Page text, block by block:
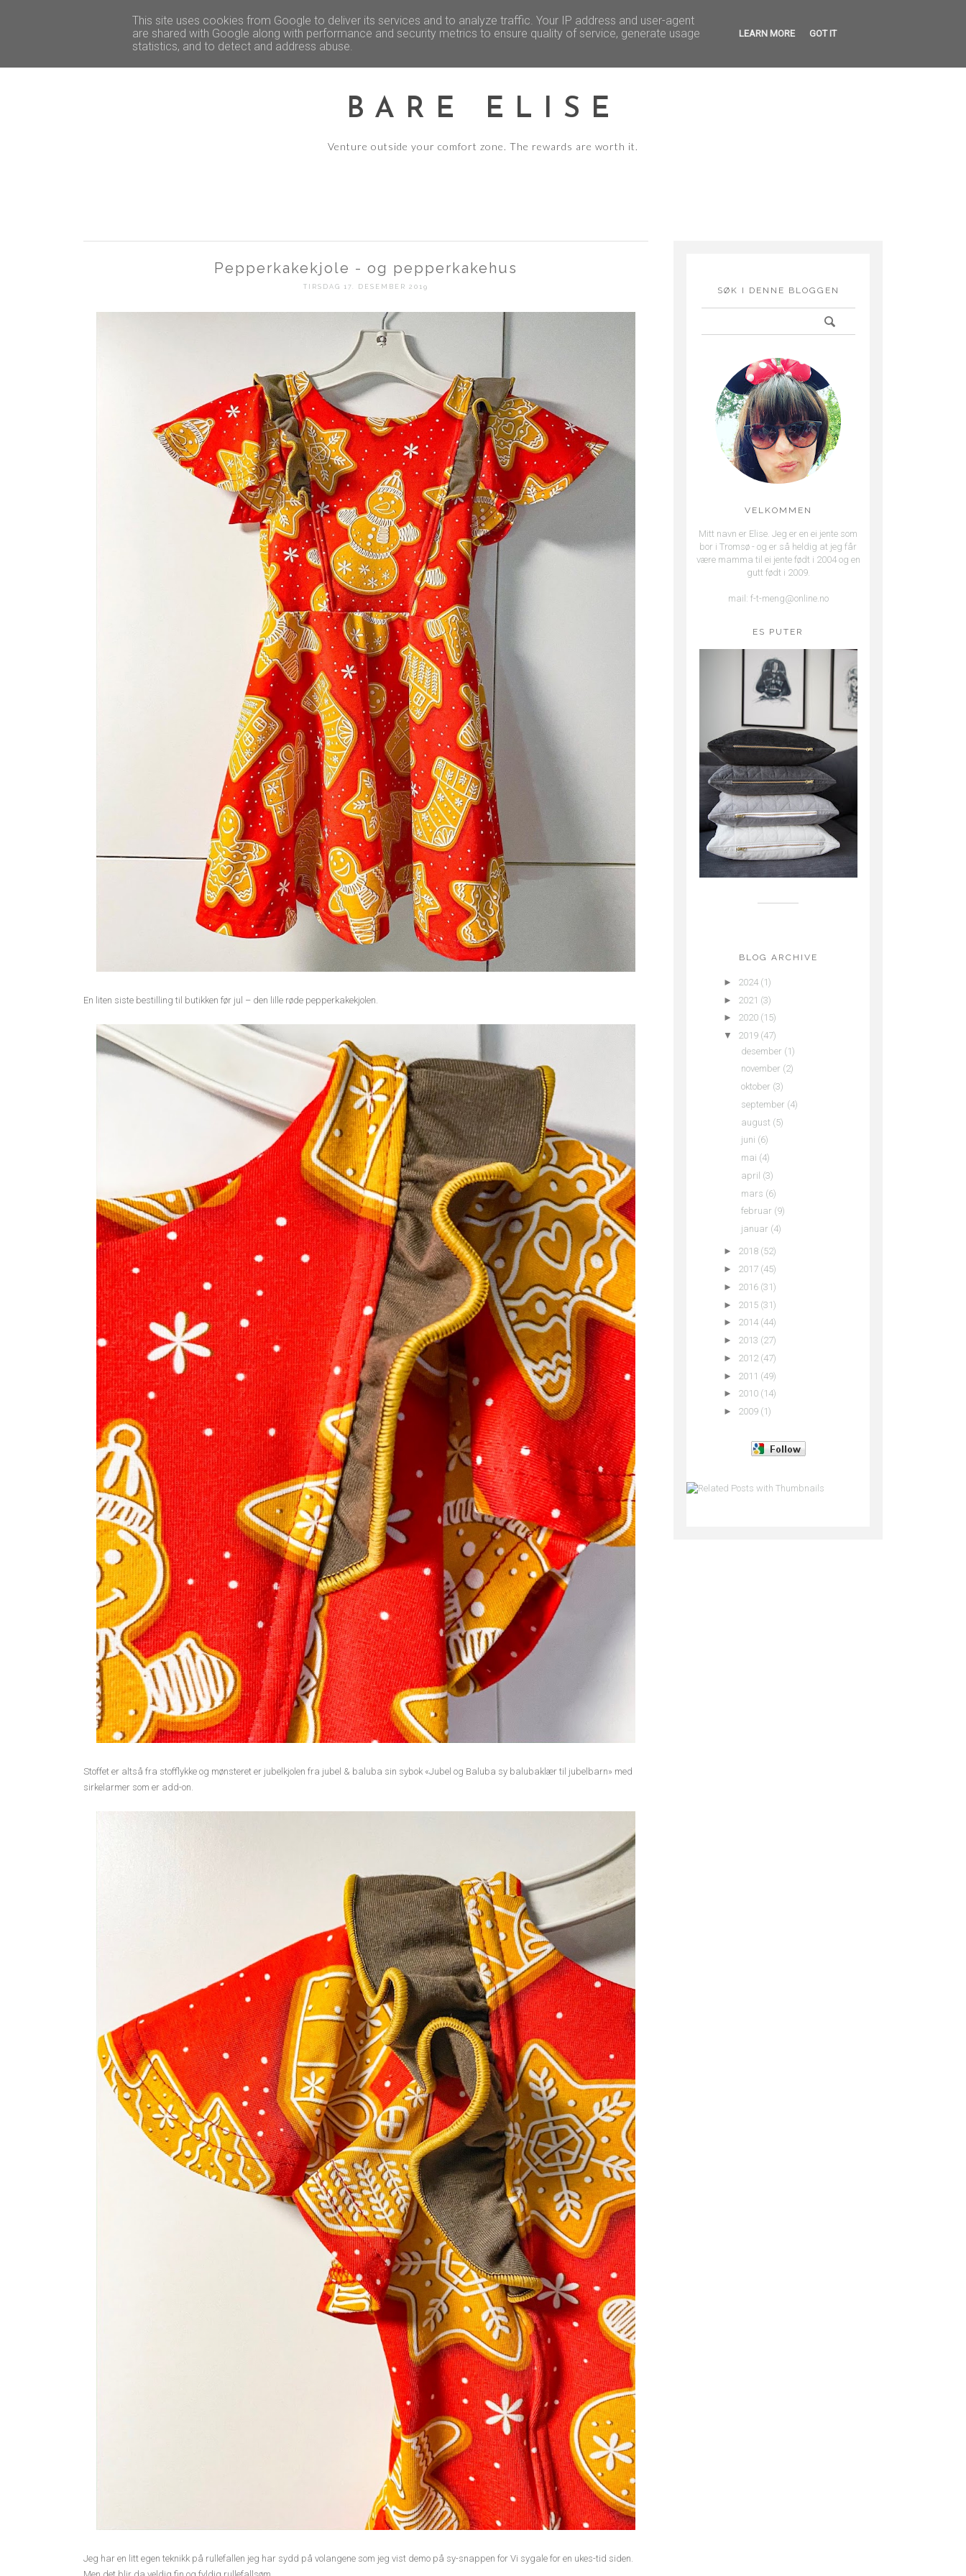
BARE ELISE
Venture outside your comfort zone. The rewards are worth it.
START INTERIØR REISE - ERFARINGER OG TIPS FEST OG FEIRINGER
Pepperkakekjole - og pepperkakehus
TIRSDAG 17. DESEMBER 2019
En liten siste bestilling til butikken før jul – den lille røde pepperkakekjolen.
Stoffet er altså fra stofflykke og mønsteret er jubelkjolen fra jubel & baluba sin sybok «Jubel og Baluba sy balubaklær til jubelbarn» med
sirkelarmer som er add-on.
Jeg har en litt egen teknikk på rullefallen jeg har sydd på volangene som jeg vist demo på sy-snappen for Vi sygale for en ukes-tid siden.
SØK I DENNE BLOGGEN
VELKOMMEN
Mitt navn er Elise. Jeg er en ei jente som
bor i Tromsø - og er så heldig at jeg får
være mamma til ei jente født i 2004 og en
gutt født i 2009.
mail: f-t-meng@online.no
ES PUTER
BLOG ARCHIVE
► 2024 (1)
► 2021 (3)
► 2020 (15)
▼
2019 (47)
desember (1)
november (2)
oktober (3)
september (4)
august (5)
juni (6)
mai (4)
april (3)
mars (6)
februar (9)
januar (4)
► 2018 (52)
► 2017 (45)
► 2016 (31)
► 2015 (31)
► 2014 (44)
► 2013 (27)
► 2012 (47)
► 2011 (49)
► 2010 (14)
► 2009 (1)
This site uses cookies from Google to deliver its services and to analyze traffic. Your IP address and user-agent
are shared with Google along with performance and security metrics to ensure quality of service, generate usage
statistics, and to detect and address abuse.
LEARN MORE GOT IT